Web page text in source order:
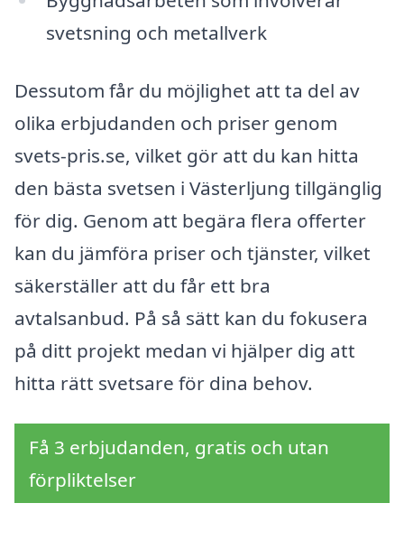
svetsning och metallverk
Dessutom får du möjlighet att ta del av
olika erbjudanden och priser genom
svets-pris.se, vilket gör att du kan hitta
den bästa svetsen i Västerljung tillgänglig
för dig. Genom att begära flera offerter
kan du jämföra priser och tjänster, vilket
säkerställer att du får ett bra
avtalsanbud. På så sätt kan du fokusera
på ditt projekt medan vi hjälper dig att
hitta rätt svetsare för dina behov.
Få 3 erbjudanden, gratis och utan
förpliktelser